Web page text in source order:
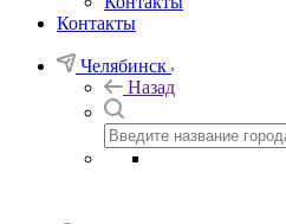
Контакты
Челябинск
Назад